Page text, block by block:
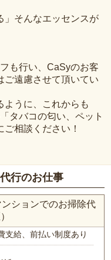
」そんなエッセンスが
も行い、CaSyのお客
ご遠慮させて頂いてい
ように、これからも
タバコの匂い、ペット
相談ください！
行のお仕事
ションでのお掃除代
支給、前払い制度あり